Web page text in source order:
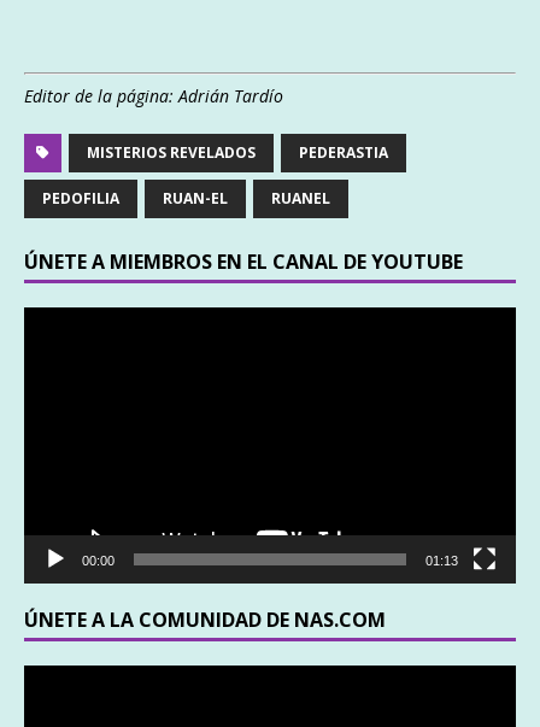
Editor de la página: Adrián Tardío
MISTERIOS REVELADOS PEDERASTIA
PEDOFILIA RUAN-EL RUANEL
ÚNETE A MIEMBROS EN EL CANAL DE YOUTUBE
00:00 01:13
ÚNETE A LA COMUNIDAD DE NAS.COM